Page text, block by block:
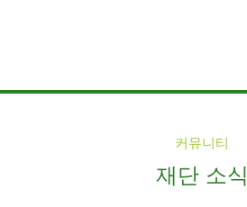
커뮤니티
재단 소식